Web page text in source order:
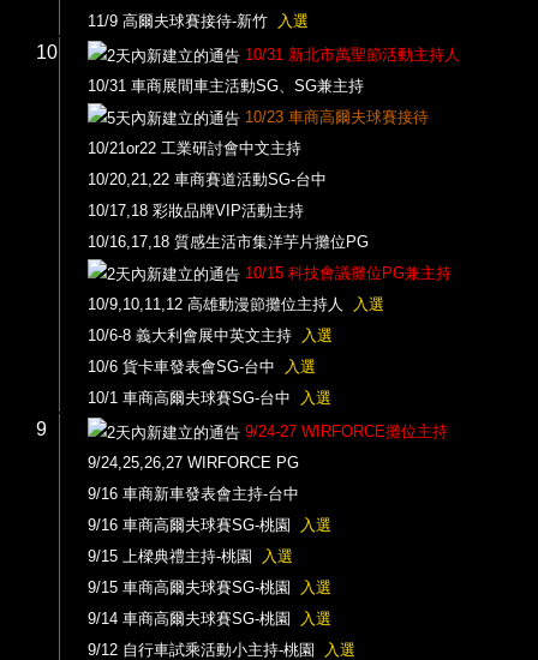
11/9 高爾夫球賽接待-新竹
入選
10
10/31 新北市萬聖節活動主持人
10/31 車商展間車主活動SG、SG兼主持
10/23 車商高爾夫球賽接待
10/21or22 工業研討會中文主持
10/20,21,22 車商賽道活動SG-台中
10/17,18 彩妝品牌VIP活動主持
10/16,17,18 質感生活市集洋芋片攤位PG
10/15 科技會議攤位PG兼主持
10/9,10,11,12 高雄動漫節攤位主持人
入選
10/6-8 義大利會展中英文主持
入選
10/6 貨卡車發表會SG-台中
入選
10/1 車商高爾夫球賽SG-台中
入選
9
9/24-27 WIRFORCE攤位主持
9/24,25,26,27 WIRFORCE PG
9/16 車商新車發表會主持-台中
9/16 車商高爾夫球賽SG-桃園
入選
9/15 上樑典禮主持-桃園
入選
9/15 車商高爾夫球賽SG-桃園
入選
9/14 車商高爾夫球賽SG-桃園
入選
9/12 自行車試乘活動小主持-桃園
入選